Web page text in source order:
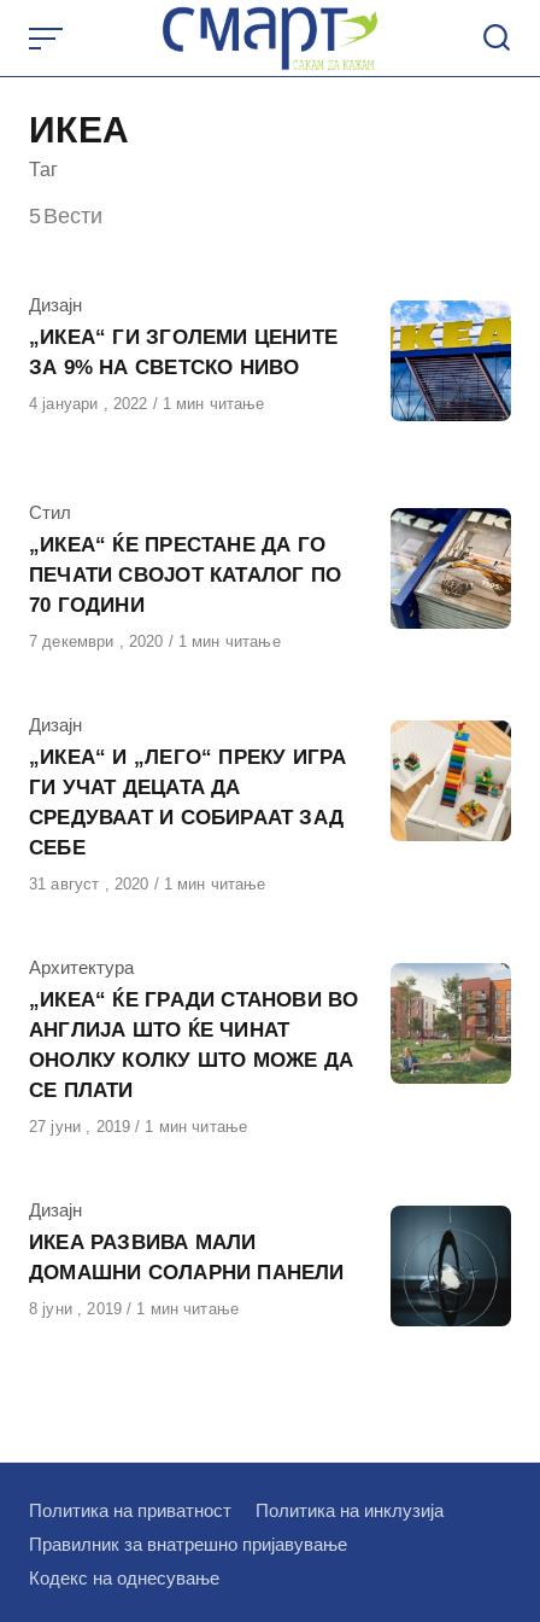
content
ИКЕА
Таг
5Вести
КАтегорија
Дизајн
„ИКЕА“ ГИ ЗГОЛЕМИ ЦЕНИТЕ
ЗА 9% НА СВЕТСКО НИВО
Објавено
4 јануари , 2022 1 мин читање
КАтегорија
Стил
„ИКЕА“ ЌЕ ПРЕСТАНЕ ДА ГО
ПЕЧАТИ СВОЈОТ КАТАЛОГ ПО
70 ГОДИНИ
Објавено
7 декември , 2020 1 мин читање
КАтегорија
Дизајн
„ИКЕА“ И „ЛЕГО“ ПРЕКУ ИГРА
ГИ УЧАТ ДЕЦАТА ДА
СРЕДУВААТ И СОБИРААТ ЗАД
СЕБЕ
Објавено
31 август , 2020 1 мин читање
КАтегорија
Архитектура
„ИКЕА“ ЌЕ ГРАДИ СТАНОВИ ВО
АНГЛИЈА ШТО ЌЕ ЧИНАТ
ОНОЛКУ КОЛКУ ШТО МОЖЕ ДА
СЕ ПЛАТИ
Објавено
27 јуни , 2019 1 мин читање
КАтегорија
Дизајн
ИКЕА РАЗВИВА МАЛИ
ДОМАШНИ СОЛАРНИ ПАНЕЛИ
Објавено
8 јуни , 2019 1 мин читање
Политика на приватност
Политика на инклузија
Правилник за внатрешно пријавување
Кодекс на однесување